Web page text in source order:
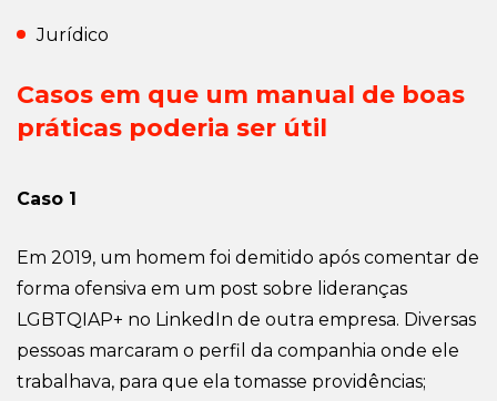
Jurídico
Casos em que um manual de boas
práticas poderia ser útil
Caso 1
Em 2019, um homem foi demitido após comentar de
forma ofensiva em um post sobre lideranças
LGBTQIAP+ no LinkedIn de outra empresa. Diversas
pessoas marcaram o perfil da companhia onde ele
trabalhava, para que ela tomasse providências;